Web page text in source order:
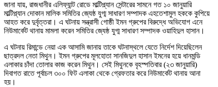
জানা যায়, রাজধানীর এলিফ্যান্ট রোডে মাল্টিপ্ল্যান সেন্টারের সামনে গত ১০ জানুয়ারি
মাল্টিপ্ল্যান দোকান মালিক সমিতির জ্যেষ্ঠ যুগ্ম সাধারণ সম্পাদক এহতেশামুল হককে কুপিয়ে
আহত করে দুর্বৃত্তরা। এ ঘটনায় সন্ত্রাসী গোষ্ঠী ইমন গ্রুপের বিরুদ্ধে অভিযোগ এনে
নিউমার্কেট থানায় মামলা করেন সমিতির জ্যেষ্ঠ যুগ্ম সাধারণ সম্পাদক ওয়াহিদুল হাসান।
এ ঘটনায় রিমান্ডে নেয়া এক আসামি জানায় তাকে ঘটনাস্থলে যেতে নির্দেশ দিয়েছিলেন
ছাত্রদল নেতা মিথুন। ইমন গ্রুপের মূলহোতা সানজিদুল হাসান ইমনের হয়ে ধানমন্ডি
এলাকার চাঁদা তোলার কাজ করেন মিথুন। সেই মিথুনকে বৃহস্পতিবার (২৩ জানুয়ারি)
দিবাগত রাতে পূর্বাচল ৩০০ ফিট এলাকা থেকে গ্রেফতার করে নিউমার্কেট থানায় আনা
হয়।